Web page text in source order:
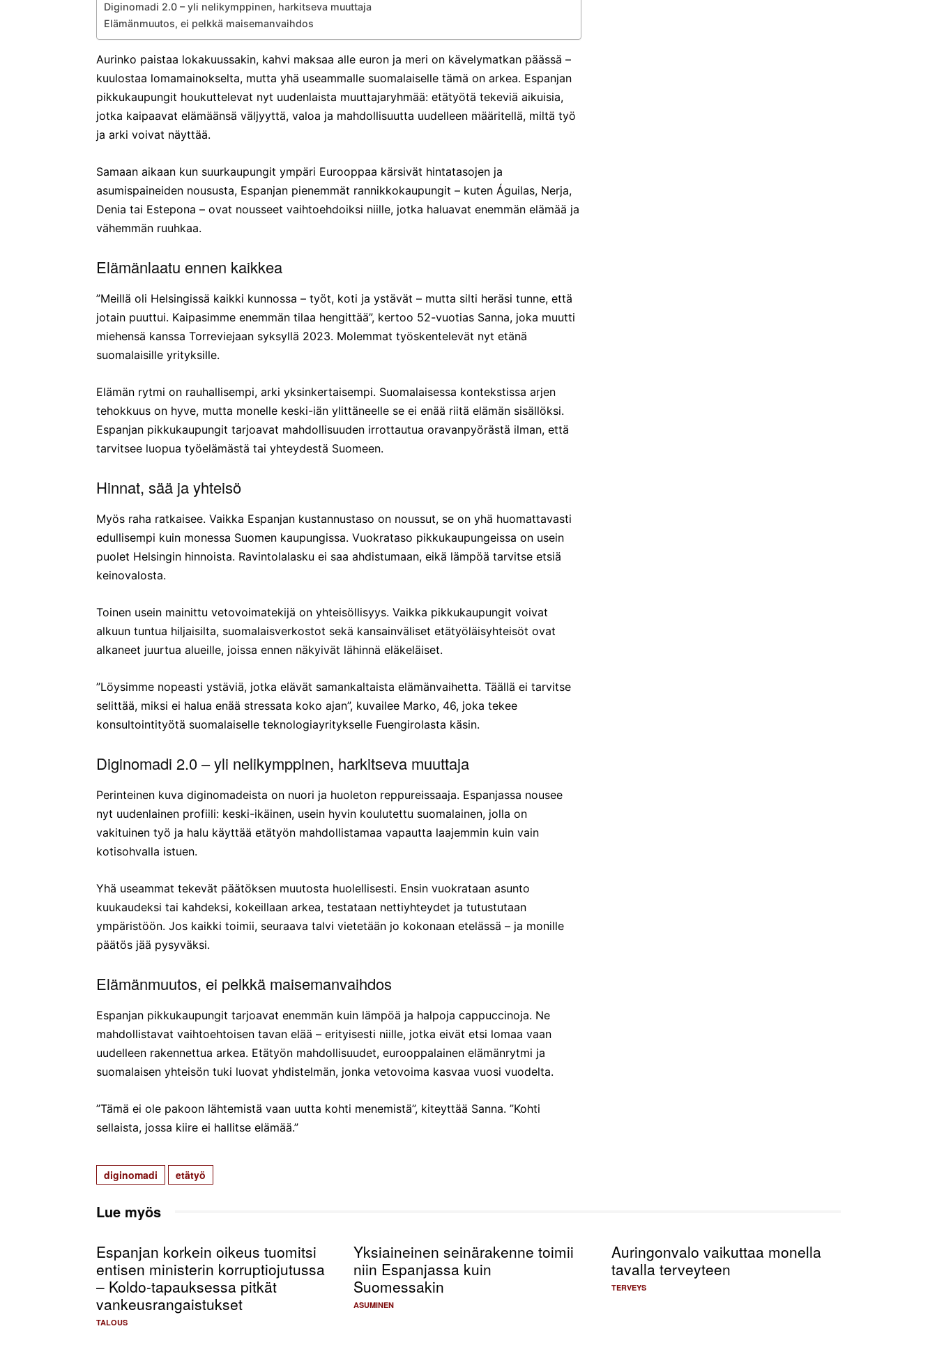
Diginomadi 2.0 – yli nelikymppinen, harkitseva muuttaja
Elämänmuutos, ei pelkkä maisemanvaihdos
Aurinko paistaa lokakuussakin, kahvi maksaa alle euron ja meri on kävelymatkan päässä –
kuulostaa lomamainokselta, mutta yhä useammalle suomalaiselle tämä on arkea. Espanjan
pikkukaupungit houkuttelevat nyt uudenlaista muuttajaryhmää: etätyötä tekeviä aikuisia,
jotka kaipaavat elämäänsä väljyyttä, valoa ja mahdollisuutta uudelleen määritellä, miltä työ
ja arki voivat näyttää.
Samaan aikaan kun suurkaupungit ympäri Eurooppaa kärsivät hintatasojen ja
asumispaineiden noususta, Espanjan pienemmät rannikkokaupungit – kuten Águilas, Nerja,
Denia tai Estepona – ovat nousseet vaihtoehdoiksi niille, jotka haluavat enemmän elämää ja
vähemmän ruuhkaa.
Elämänlaatu ennen kaikkea
”Meillä oli Helsingissä kaikki kunnossa – työt, koti ja ystävät – mutta silti heräsi tunne, että
jotain puuttui. Kaipasimme enemmän tilaa hengittää”, kertoo 52-vuotias Sanna, joka muutti
miehensä kanssa Torreviejaan syksyllä 2023. Molemmat työskentelevät nyt etänä
suomalaisille yrityksille.
Elämän rytmi on rauhallisempi, arki yksinkertaisempi. Suomalaisessa kontekstissa arjen
tehokkuus on hyve, mutta monelle keski-iän ylittäneelle se ei enää riitä elämän sisällöksi.
Espanjan pikkukaupungit tarjoavat mahdollisuuden irrottautua oravanpyörästä ilman, että
tarvitsee luopua työelämästä tai yhteydestä Suomeen.
Hinnat, sää ja yhteisö
Myös raha ratkaisee. Vaikka Espanjan kustannustaso on noussut, se on yhä huomattavasti
edullisempi kuin monessa Suomen kaupungissa. Vuokrataso pikkukaupungeissa on usein
puolet Helsingin hinnoista. Ravintolalasku ei saa ahdistumaan, eikä lämpöä tarvitse etsiä
keinovalosta.
Toinen usein mainittu vetovoimatekijä on yhteisöllisyys. Vaikka pikkukaupungit voivat
alkuun tuntua hiljaisilta, suomalaisverkostot sekä kansainväliset etätyöläisyhteisöt ovat
alkaneet juurtua alueille, joissa ennen näkyivät lähinnä eläkeläiset.
”Löysimme nopeasti ystäviä, jotka elävät samankaltaista elämänvaihetta. Täällä ei tarvitse
selittää, miksi ei halua enää stressata koko ajan”, kuvailee Marko, 46, joka tekee
konsultointityötä suomalaiselle teknologiayritykselle Fuengirolasta käsin.
Diginomadi 2.0 – yli nelikymppinen, harkitseva muuttaja
Perinteinen kuva diginomadeista on nuori ja huoleton reppureissaaja. Espanjassa nousee
nyt uudenlainen profiili: keski-ikäinen, usein hyvin koulutettu suomalainen, jolla on
vakituinen työ ja halu käyttää etätyön mahdollistamaa vapautta laajemmin kuin vain
kotisohvalla istuen.
Yhä useammat tekevät päätöksen muutosta huolellisesti. Ensin vuokrataan asunto
kuukaudeksi tai kahdeksi, kokeillaan arkea, testataan nettiyhteydet ja tutustutaan
ympäristöön. Jos kaikki toimii, seuraava talvi vietetään jo kokonaan etelässä – ja monille
päätös jää pysyväksi.
Elämänmuutos, ei pelkkä maisemanvaihdos
Espanjan pikkukaupungit tarjoavat enemmän kuin lämpöä ja halpoja cappuccinoja. Ne
mahdollistavat vaihtoehtoisen tavan elää – erityisesti niille, jotka eivät etsi lomaa vaan
uudelleen rakennettua arkea. Etätyön mahdollisuudet, eurooppalainen elämänrytmi ja
suomalaisen yhteisön tuki luovat yhdistelmän, jonka vetovoima kasvaa vuosi vuodelta.
”Tämä ei ole pakoon lähtemistä vaan uutta kohti menemistä”, kiteyttää Sanna. ”Kohti
sellaista, jossa kiire ei hallitse elämää.”
diginomadi etätyö
Lue myös
Espanjan korkein oikeus tuomitsi
entisen ministerin korruptiojutussa
– Koldo-tapauksessa pitkät
vankeusrangaistukset
TALOUS
Yksiaineinen seinärakenne toimii
niin Espanjassa kuin
Suomessakin
ASUMINEN
Auringonvalo vaikuttaa monella
tavalla terveyteen
TERVEYS